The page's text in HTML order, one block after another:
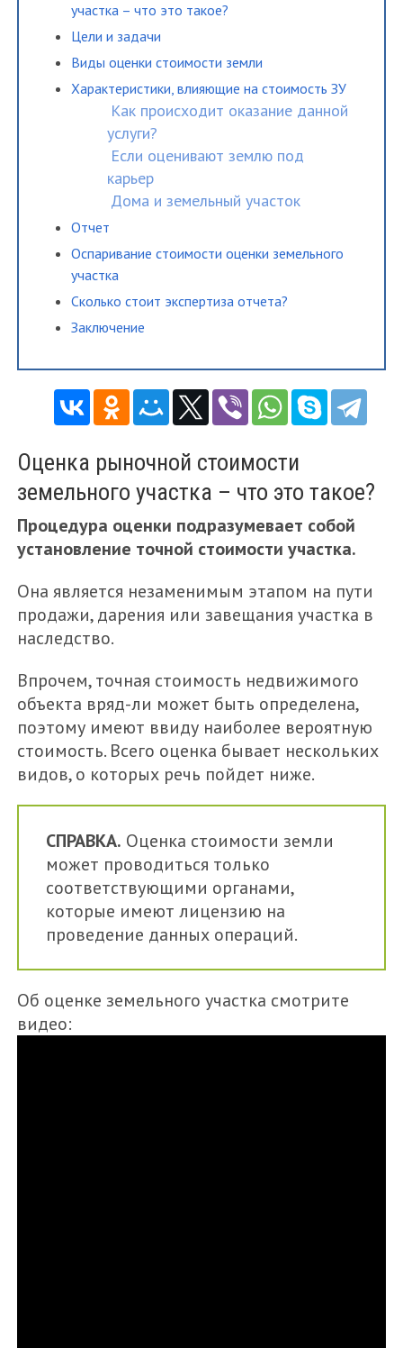
участка – что это такое?
Цели и задачи
Виды оценки стоимости земли
Характеристики, влияющие на стоимость ЗУ
Как происходит оказание данной
услуги?
Если оценивают землю под
карьер
Дома и земельный участок
Отчет
Оспаривание стоимости оценки земельного
участка
Сколько стоит экспертиза отчета?
Заключение
Оценка рыночной стоимости
земельного участка – что это такое?
Процедура оценки подразумевает собой
установление точной стоимости участка.
Она является незаменимым этапом на пути
продажи, дарения или завещания участка в
наследство.
Впрочем, точная стоимость недвижимого
объекта вряд-ли может быть определена,
поэтому имеют ввиду наиболее вероятную
стоимость. Всего оценка бывает нескольких
видов, о которых речь пойдет ниже.
СПРАВКА. Оценка стоимости земли
может проводиться только
соответствующими органами,
которые имеют лицензию на
проведение данных операций.
Об оценке земельного участка смотрите
видео: